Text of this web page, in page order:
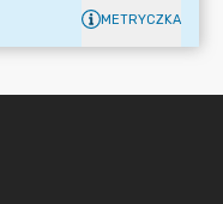
METRYCZKA